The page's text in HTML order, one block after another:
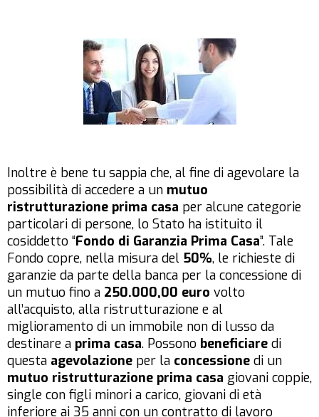
Inoltre è bene tu sappia che, al fine di agevolare la
possibilità di accedere a un mutuo
ristrutturazione prima casa per alcune categorie
particolari di persone, lo Stato ha istituito il
cosiddetto “Fondo di Garanzia Prima Casa”. Tale
Fondo copre, nella misura del 50%, le richieste di
garanzie da parte della banca per la concessione di
un mutuo fino a 250.000,00 euro volto
all’acquisto, alla ristrutturazione e al
miglioramento di un immobile non di lusso da
destinare a prima casa. Possono beneficiare di
questa agevolazione per la concessione di un
mutuo ristrutturazione prima casa giovani coppie,
single con figli minori a carico, giovani di età
inferiore ai 35 anni con un contratto di lavoro